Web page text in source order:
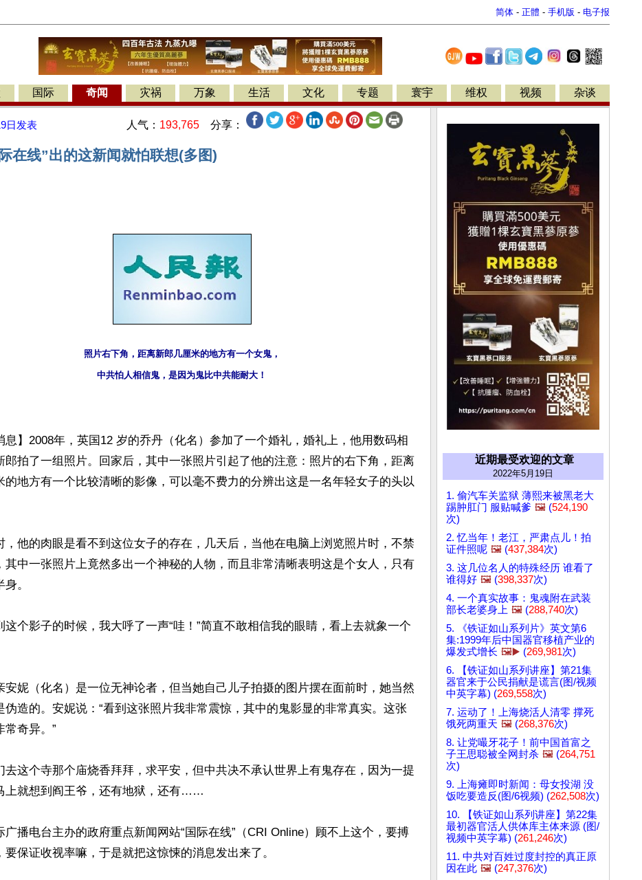
简体 - 正體 - 手机版 - 电子报
国际 奇闻 灾祸 万象 生活 文化 专题 寰宇 维权 视频 杂谈
日 发表 人气： 193,765 分享：
在线”出的这新闻就怕联想(多图)
照片右下角，距离新郎几厘米的地方有一个女鬼，
中共怕人相信鬼，是因为鬼比中共能耐大！
息】2008年，英国12 岁的乔丹（化名）参加了一个婚礼，婚礼上，他用数码相
郎拍了一组照片。回家后，其中一张照片引起了他的注意：照片的右下角，距离
的地方有一个比较清晰的影像，可以毫不费力的分辨出这是一名年轻女子的头以
，他的肉眼是看不到这位女子的存在，几天后，当他在电脑上浏览照片时，不禁
其中一张照片上竟然多出一个神秘的人物，而且非常清晰表明这是个女人，只有
。
这个影子的时候，我大呼了一声“哇！”简直不敢相信我的眼睛，看上去就象一个
安妮（化名）是一位无神论者，但当她自己儿子拍摄的图片摆在面前时，她当然
伪造的。安妮说：“看到这张照片我非常震惊，其中的鬼影显的非常真实。这张
常奇异。”
去这个寺那个庙烧香拜拜，求平安，但中共决不承认世界上有鬼存在，因为一提
上就想到阎王爷，还有地狱，还有……
广播电台主办的政府重点新闻网站“国际在线”（CRI Online）顾不上这个，要搏
要保证收视率嘛，于是就把这惊悚的消息发出来了。
近期最受欢迎的文章
2022年5月19日
1. 偷汽车关监狱 薄熙来被黑老大
踢肿肛门 服贴喊爹 🖼️ (524,190
次)
2. 忆当年！老江，严肃点儿！拍
证件照呢 🖼️ (437,384次)
3. 这几位名人的特殊经历 谁看了
谁得好 🖼️ (398,337次)
4. 一个真实故事：鬼魂附在武装
部长老婆身上 🖼️ (288,740次)
5. 《铁证如山系列片》英文第6
集:1999年后中国器官移植产业的
爆发式增长 🖼️▶️ (269,981次)
6. 【铁证如山系列讲座】第21集
器官来于公民捐献是谎言(图/视频
中英字幕) (269,558次)
7. 运动了！上海烧活人清零 撑死
饿死两重天 🖼️ (268,376次)
8. 让党嘬牙花子！前中国首富之
子王思聪被全网封杀 🖼️ (264,751
次)
9. 上海瘫即时新闻：母女投湖 没
饭吃要造反(图/6视频) (262,508次)
10. 【铁证如山系列讲座】第22集
最初器官活人供体库主体来源 (图/
视频中英字幕) (261,246次)
11. 中共对百姓过度封控的真正原
因在此 🖼️ (247,376次)